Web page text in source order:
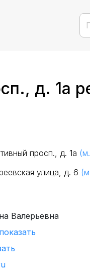
д. 1а
просп., д. 1а
улица, д. 6
Валерьевна
показать